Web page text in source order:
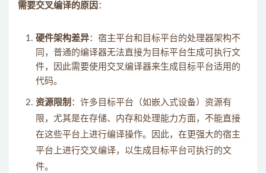
需要交叉编译的原因 ：
硬件架构差异：宿主平台和目标平台的处理器架构不
同，普通的编译器无法直接为目标平台生成可执行文
件，因此需要使用交叉编译器来生成目标平台适用的
代码。
资源限制 ：许多目标平台（如嵌入式设备）资源有
限，尤其是在存储、内存和处理能力方面，不能直接
在这些平台上进行编译操作。因此，在更强大的宿主
平台上进行交叉编译，以生成目标平台可执行的文
件。